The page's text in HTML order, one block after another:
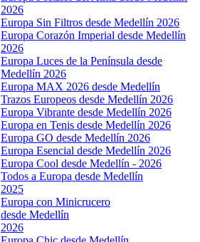
2026
Europa Sin Filtros desde Medellín 2026
Europa Corazón Imperial desde Medellín
2026
Europa Luces de la Península desde
Medellín 2026
Europa MAX 2026 desde Medellín
Trazos Europeos desde Medellín 2026
Europa Vibrante desde Medellín 2026
Europa en Tenis desde Medellín 2026
Europa GO desde Medellín 2026
Europa Esencial desde Medellín 2026
Europa Cool desde Medellín - 2026
Todos a Europa desde Medellín
2025
Europa con Minicrucero
desde Medellín
2026